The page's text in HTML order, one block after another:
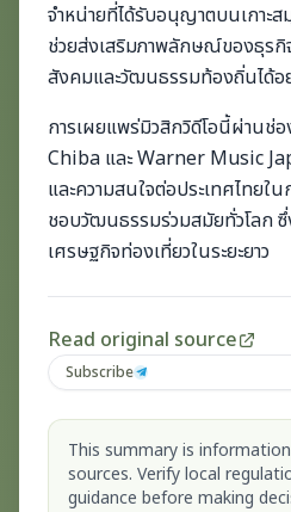
จำหน่ายที่ได้รับอนุญาตบนเกาะส
ช่วยส่งเสริมภาพลักษณ์ของธุร
สังคมและวัฒนธรรมท้องถิ่นได้อ
การเผยแพร่มิวสิกวิดีโอนี้ผ่านช่
Chiba และ Warner Music
และความสนใจต่อประเทศไทย
ชอบวัฒนธรรมร่วมสมัยทั่วโลก
เศรษฐกิจท่องเที่ยวในระยะยาว
Read original source
Subscribe
This summary is
sources. Verify local
guidance before making